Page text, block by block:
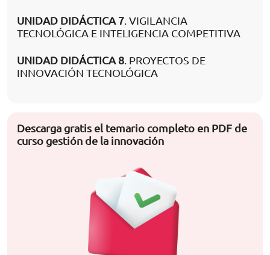
UNIDAD DIDÁCTICA 7. VIGILANCIA
TECNOLÓGICA E INTELIGENCIA COMPETITIVA
UNIDAD DIDÁCTICA 8. PROYECTOS DE
INNOVACIÓN TECNOLÓGICA
Descarga gratis el temario completo en PDF de
curso gestión de la innovación